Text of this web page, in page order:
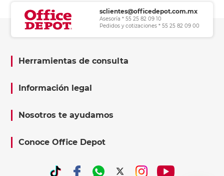
sclientes@officedepot.com.mx
Asesoría * 55 25 82 09 10
Pedidos y cotizaciones * 55 25 82 09 00
Herramientas de consulta
Información legal
Nosotros te ayudamos
Conoce Office Depot